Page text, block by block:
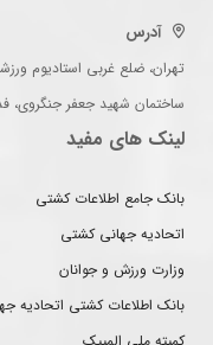
آدرس
تهران، ضلع غربی استادیوم
ساختمان شهید جعفر جنگروی،
لینک های مفید
بانک جامع اطلاعات کشتی
اتحادیه جهانی کشتی
وزارت ورزش و جوانان
بانک اطلاعات کشتی اتحادیه